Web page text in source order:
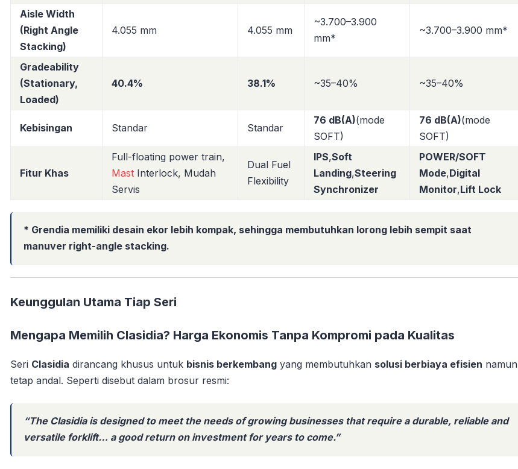
Aisle Width
(Right Angle
Stacking)
4.055 mm 4.055 mm
~3.700–3.900
mm*
~3.700–3.900 mm*
Gradeability
(Stationary,
Loaded)
40.4% 38.1% ~35–40% ~35–40%
Kebisingan Standar Standar
76 dB(A)(mode
SOFT)
76 dB(A)(mode
SOFT)
Fitur Khas
Full-floating power train,
Mast Interlock, Mudah
Servis
Dual Fuel
Flexibility
IPS,Soft
Landing,Steering
Synchronizer
POWER/SOFT
Mode,Digital
Monitor,Lift Lock
* Grendia memiliki desain ekor lebih kompak, sehingga membutuhkan lorong lebih sempit saat
manuver right-angle stacking.
Keunggulan Utama Tiap Seri
Mengapa Memilih Clasidia? Harga Ekonomis Tanpa Kompromi pada Kualitas
Seri Clasidia dirancang khusus untuk bisnis berkembang yang membutuhkan solusi berbiaya efisien namun
tetap andal. Seperti disebut dalam brosur resmi:
“The Clasidia is designed to meet the needs of growing businesses that require a durable, reliable and
versatile forklift… a good return on investment for years to come.”